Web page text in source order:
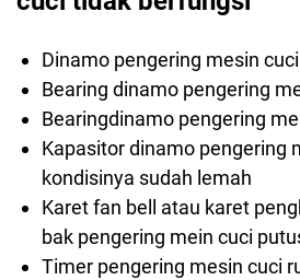
Dinamo pengering mesin
Bearing dinamo pengering
Bearingdinamo pengering
Kapasitor dinamo pengering
kondisinya sudah lemah
Karet fan bell atau karet
bak pengering mein cuci
Timer pengering mesin cuci